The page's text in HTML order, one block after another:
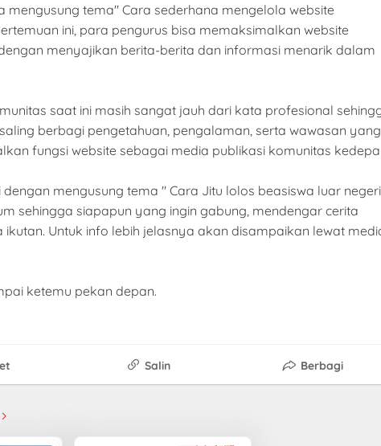
mengusung tema" Cara sederhana mengelola website
ini, para pengurus bisa memaksimalkan website
menyajikan berita-berita dan informasi menarik dalam
saat ini masih sangat jauh dari kata profesional
berbagi pengetahuan, pengalaman, serta wawasan yang
fungsi website sebagai media publikasi komunitas
mengusung tema " Cara Jitu lolos beasiswa luar
sehingga siapapun yang ingin gabung, mendengar cerita
Untuk info lebih jelasnya akan disampaikan lewat
ketemu pekan depan.
Salin Berbagi